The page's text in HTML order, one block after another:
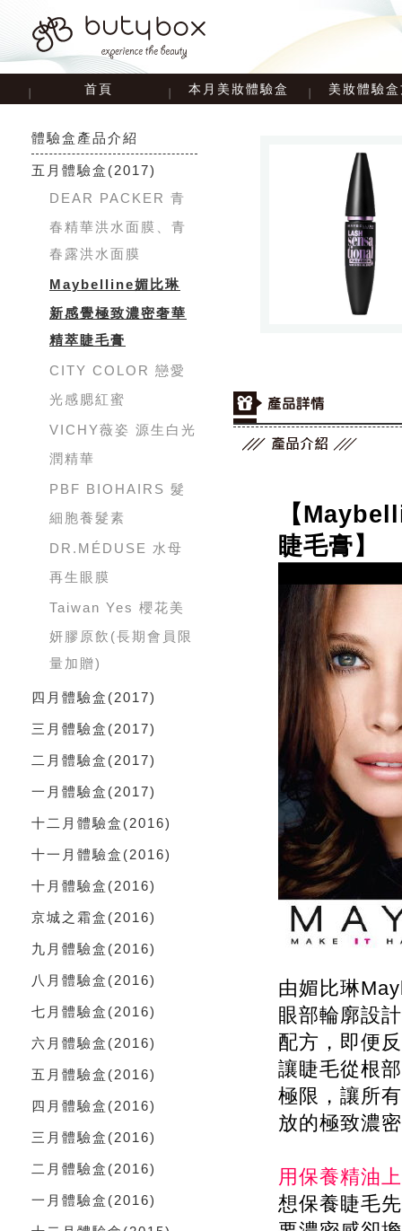
首頁 本月美妝體驗盒 美妝體驗
【​
睫毛膏】
由媚比琳
眼部輪廓設
配方，即便
讓睫毛從根
極限，讓所
放的極致濃
用保養精油
想保養睫毛
體驗盒產品介紹
五月體驗盒 (2017)
DEAR PACKER 青
春精華洪水面膜、青
春露洪水面膜
​Maybelline媚比琳
新感覺極致濃密奢華
精萃睫毛膏
CITY COLOR 戀愛
光感腮紅蜜
VICHY薇姿 源生白光
潤精華
PBF BIOHAIRS 髮
細胞養髮素
DR.MÉDUSE 水母
再生眼膜
Taiwan Yes 櫻花美
妍膠原飲(長期會員限
量加贈)
四月體驗盒 (2017)
三月體驗盒 (2017)
二月體驗盒 (2017)
一月體驗盒 (2017)
十二月體驗盒 (2016)
十一月體驗盒 (2016)
十月體驗盒 (2016)
京城之霜盒 (2016)
九月體驗盒 (2016)
八月體驗盒 (2016)
七月體驗盒 (2016)
六月體驗盒 (2016)
五月體驗盒 (2016)
四月體驗盒 (2016)
三月體驗盒 (2016)
二月體驗盒 (2016)
一月體驗盒 (2016)